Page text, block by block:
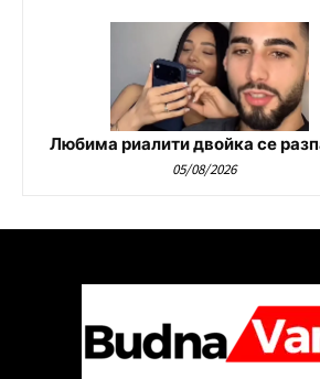
Любима риалити двойка се
05/08/2026